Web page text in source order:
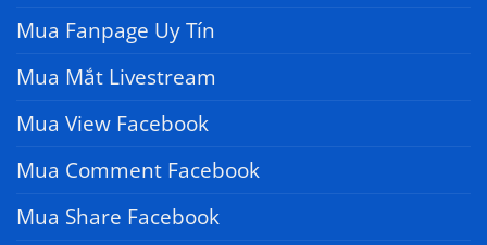
Mua Fanpage Uy Tín
Mua Mắt Livestream
Mua View Facebook
Mua Comment Facebook
Mua Share Facebook